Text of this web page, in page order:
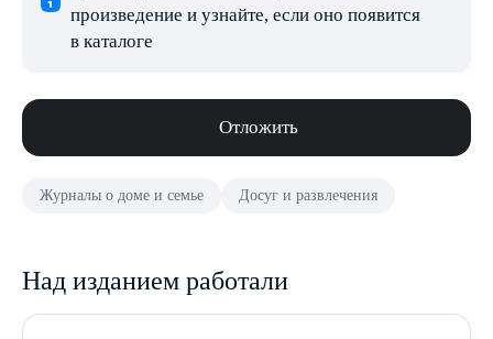
произведение и узнайте, если оно появится
в каталоге
Отложить
Журналы о доме и семье Досуг и развлечения
Над изданием работали